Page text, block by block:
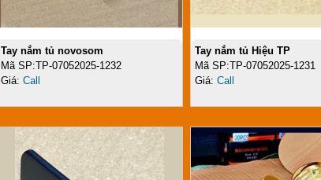
Tay nắm tủ novosom
Mã SP:TP-07052025-1232
Giá: Call
Tay nắm tủ Hiệu TP
Mã SP:TP-07052025-1231
Giá: Call